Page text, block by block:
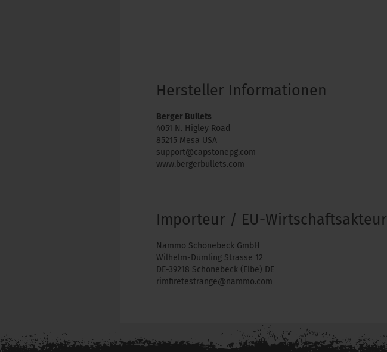
Hersteller Informationen
Berger Bullets
4051 N. Higley Road
85215 Mesa USA
support@capstonepg.com
www.bergerbullets.com
Importeur / EU-Wirtschaftsakteur
Nammo Schönebeck GmbH
Wilhelm-Dümling Strasse 12
DE-39218 Schönebeck (Elbe) DE
rimfiretestrange@nammo.com